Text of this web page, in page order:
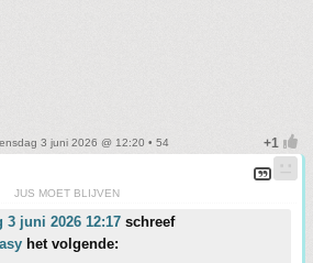
3 juni 2026 @ 12:20 • 54
JUS MOET BLIJVEN
3 juni 2026 12:17 schreef
het volgende: